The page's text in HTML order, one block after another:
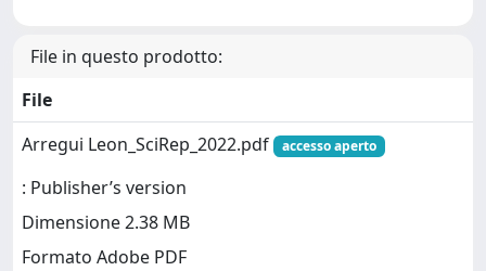
File in questo prodotto:
File
Arregui Leon_SciRep_2022.pdf
accesso aperto
: Publisher’s version
Dimensione 2.38 MB
Formato Adobe PDF